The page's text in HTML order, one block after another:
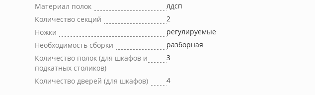
Материал полок
лдсп
Количество секций
2
Ножки
регулируемые
Необходимость сборки
разборная
Количество полок (для шкафов и
подкатных столиков)
3
Количество дверей (для шкафов) 4